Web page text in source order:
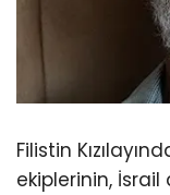
Filistin
ekiplerinin,